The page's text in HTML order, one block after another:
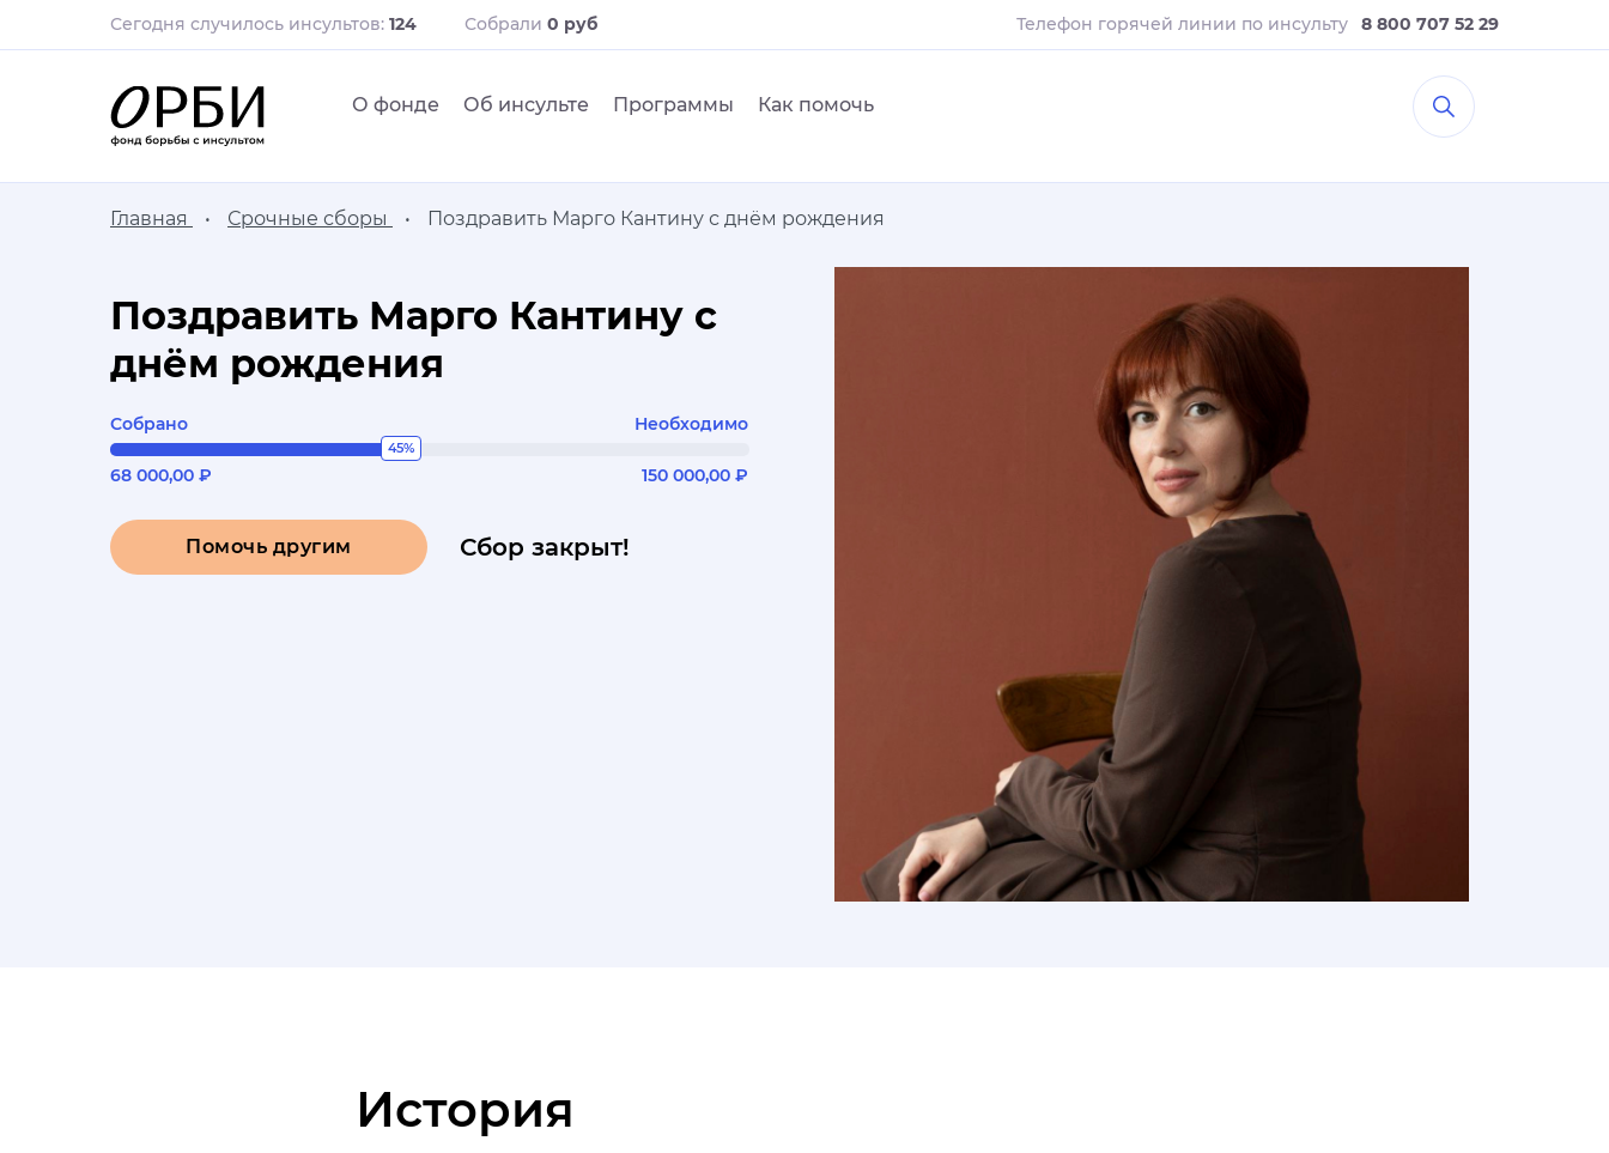
Сегодня случилось инсультов: 124 Собрали 0 руб Телефон горячей линии по инсульту 8 800 707 52 29
О фонде Об инсульте Программы Как помочь
Главная Срочные сборы Поздравить Марго Кантину с днём рождения
Поздравить Марго Кантину с
днём рождения
Собрано Необходимо
45%
68 000,00 ₽ 150 000,00 ₽
Помочь другим Сбор закрыт!
История